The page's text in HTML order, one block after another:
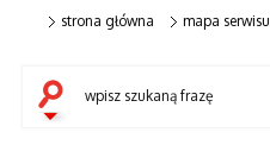
strona główna mapa serwisu
wpisz szukaną frazę